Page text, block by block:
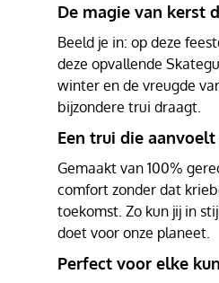
De magie van kerst
Beeld je in: op deze
deze opvallende
winter en de vreugde
bijzondere trui draagt.
Een trui die
Gemaakt van 100%
comfort zonder dat
toekomst. Zo kun jij in
doet voor onze planeet.
Perfect voor elke